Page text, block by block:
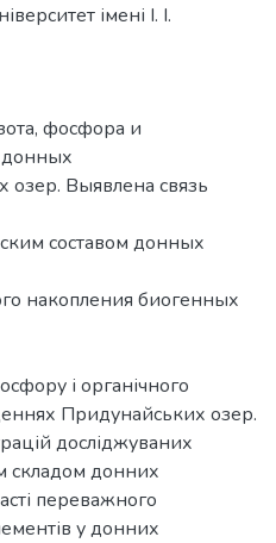
імені І. І.
фосфора и
донных
Выявлена связь
составом донных
накопления биогенных
і органічного
Придунайських озер.
досліджуваних
складом донних
переважного
у донних